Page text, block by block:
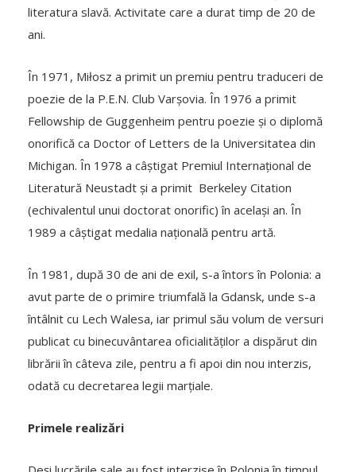
literatura slavă. Activitate care a durat timp de 20 de
ani.
În 1971, Miłosz a primit un premiu pentru traduceri de
poezie de la P.E.N. Club Varșovia. În 1976 a primit
Fellowship de Guggenheim pentru poezie și o diplomă
onorifică ca Doctor of Letters de la Universitatea din
Michigan. În 1978 a câștigat Premiul Internațional de
Literatură Neustadt și a primit Berkeley Citation
(echivalentul unui doctorat onorific) în același an. În
1989 a câștigat medalia națională pentru artă.
În 1981, după 30 de ani de exil, s-a întors în Polonia: a
avut parte de o primire triumfală la Gdansk, unde s-a
întâlnit cu Lech Walesa, iar primul său volum de versuri
publicat cu binecuvântarea oficialităților a dispărut din
librării în câteva zile, pentru a fi apoi din nou interzis,
odată cu decretarea legii marțiale.
Primele realizări